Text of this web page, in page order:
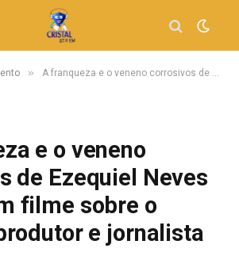
» A franqueza e o veneno corrosivos de Ezequiel Neves alimentam filme sobre o lendário produtor e jornalista musical
e o veneno
de Ezequiel Neves
filme sobre o
e jornalista